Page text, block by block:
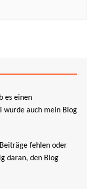
es einen
wurde auch mein Blog
fehlen oder
daran, den Blog